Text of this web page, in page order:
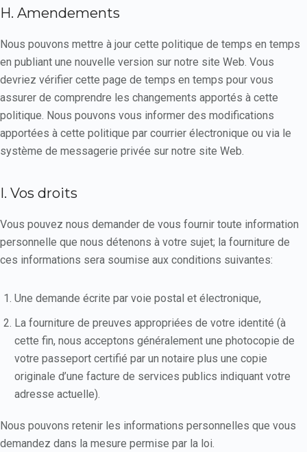
H. Amendements
Nous pouvons mettre à jour cette politique de temps en temps
en publiant une nouvelle version sur notre site Web. Vous
devriez vérifier cette page de temps en temps pour vous
assurer de comprendre les changements apportés à cette
politique. Nous pouvons vous informer des modifications
apportées à cette politique par courrier électronique ou via le
système de messagerie privée sur notre site Web.
I. Vos droits
Vous pouvez nous demander de vous fournir toute information
personnelle que nous détenons à votre sujet; la fourniture de
ces informations sera soumise aux conditions suivantes:
Une demande écrite par voie postal et électronique,
La fourniture de preuves appropriées de votre identité (à
cette fin, nous acceptons généralement une photocopie de
votre passeport certifié par un notaire plus une copie
originale d’une facture de services publics indiquant votre
adresse actuelle).
Nous pouvons retenir les informations personnelles que vous
demandez dans la mesure permise par la loi.